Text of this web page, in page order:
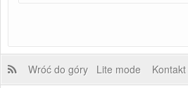
Wróć do góry Lite mode
Kontakt